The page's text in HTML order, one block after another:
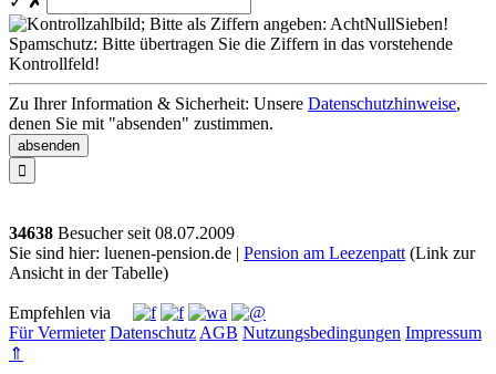
Spamschutz: Bitte übertragen Sie die Ziffern in das vorstehende
Kontrollfeld!
Zu Ihrer Information & Sicherheit: Unsere Datenschutzhinweise,
denen Sie mit "absenden" zustimmen.

34638 Besucher seit 08.07.2009
Sie sind hier: luenen-pension.de | Pension am Leezenpatt (Link zur
Ansicht in der Tabelle)
Empfehlen via
Für Vermieter Datenschutz AGB Nutzungsbedingungen Impressum
⇑